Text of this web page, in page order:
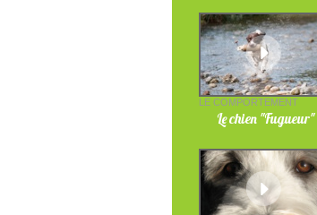
LE COMPORTEMENT
Le chien "Fugueur"